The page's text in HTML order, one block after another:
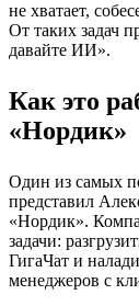
не хватает,
От таких задач
давайте ИИ».
Как это
«Нордик»
Один из самых
представил
«Нордик».
задачи:
ГигаЧат и
менеджеров с